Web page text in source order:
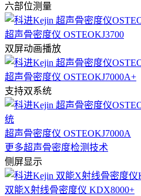
六部位测量
超声骨密度仪 OSTEOKJ3700
双屏动画播放
超声骨密度仪 OSTEOKJ7000A+
支持双系统
超声骨密度仪 OSTEOKJ7000A
更多超声骨密度检测技术
侧屏显示
双能X射线骨密度仪 KDX8000+